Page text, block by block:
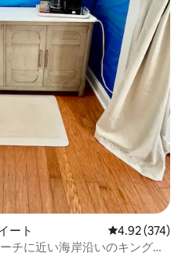
ート レビュー374
4.92 (374)
チに近い海岸沿いのキングス